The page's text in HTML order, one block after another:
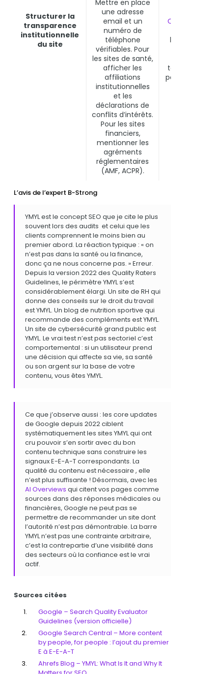
Structurer la
transparence
institutionnelle
du site
Mettre en place
une adresse
email et un
numéro de
téléphone
vérifiables. Pour
les sites de santé,
afficher les
affiliations
institutionnelles
et les
déclarations de
conflits d’intérêts.
Pour les sites
financiers,
mentionner les
agréments
réglementaires
(AMF, ACPR).
Quality Raters
l’algorithme à
toutes ses
pas seulement
L’avis de l’expert B-Strong
YMYL est le concept SEO que je cite le plus
souvent lors des audits et celui que les
clients comprennent le moins bien au
premier abord. La réaction typique : « on
n’est pas dans la santé ou la finance,
donc ça ne nous concerne pas. » Erreur.
Depuis la version 2022 des Quality Raters
Guidelines, le périmètre YMYL s’est
considérablement élargi. Un site de RH qui
donne des conseils sur le droit du travail
est YMYL. Un blog de nutrition sportive qui
recommande des compléments est YMYL.
Un site de cybersécurité grand public est
YMYL. Le vrai test n’est pas sectoriel c’est
comportemental : si un utilisateur prend
une décision qui affecte sa vie, sa santé
ou son argent sur la base de votre
contenu, vous êtes YMYL.
Ce que j’observe aussi : les core updates
de Google depuis 2022 ciblent
systématiquement les sites YMYL qui ont
cru pouvoir s’en sortir avec du bon
contenu technique sans construire les
signaux E-E-A-T correspondants. La
qualité du contenu est nécessaire , elle
n’est plus suffisante ! Désormais, avec les
AI Overviews qui citent vos pages comme
sources dans des réponses médicales ou
financières, Google ne peut pas se
permettre de recommander un site dont
l’autorité n’est pas démontrable. La barre
YMYL n’est pas une contrainte arbitraire,
c’est la contrepartie d’une visibilité dans
des secteurs où la confiance est le vrai
actif.
Sources citées
Google – Search Quality Evaluator
Guidelines (version officielle)
Google Search Central – More content
by people, for people : l’ajout du premier
E à E-E-A-T
Ahrefs Blog – YMYL: What Is It and Why It